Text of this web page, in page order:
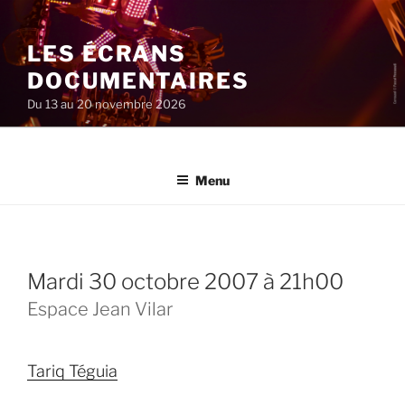
au
contenu
principal
LES ÉCRANS
DOCUMENTAIRES
Du 13 au 20 novembre 2026
Menu
mardi 30 octobre 2007 à 21h00
Espace Jean Vilar
Tariq Téguia